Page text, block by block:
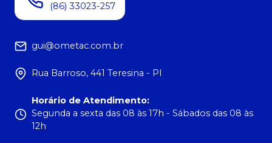
(86) 33023-257
gui@ometac.com.br
Rua Barroso, 441 Teresina - PI
Horário de Atendimento:
Segunda a sexta das 08 às 17h - Sábados das 08 às
12h